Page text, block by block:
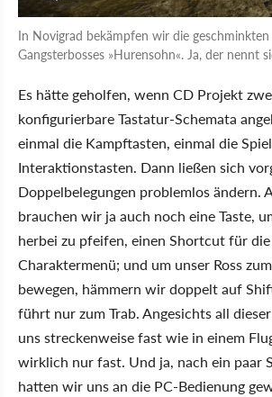
In Novigrad bekämpfen wir die geschminkten
Gangsterbosses »Hurensohn«. Ja, der nennt
Es hätte geholfen, wenn CD Projekt
konfigurierbare Tastatur-Schemata
einmal die Kampftasten, einmal die
Interaktionstasten. Dann ließen sich
Doppelbelegungen problemlos ändern.
brauchen wir ja auch noch eine Taste,
herbei zu pfeifen, einen Shortcut für
Charaktermenü; und um unser Ross
bewegen, hämmern wir doppelt auf
führt nur zum Trab. Angesichts all
uns streckenweise fast wie in einem
wirklich nur fast. Und ja, nach ein paar
hatten wir uns an die PC-Bedienung